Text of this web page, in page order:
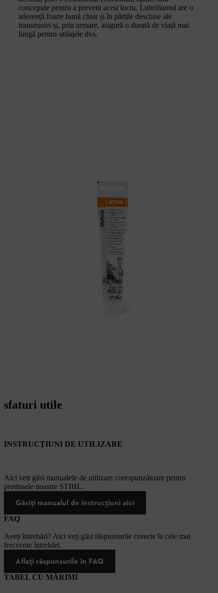
concepute pentru a preveni acest lucru. Lubrifiantul are o
aderență foarte bună chiar și în părțile deschise ale
transmisiei și, prin urmare, asigură o durată de viață mai
lungă pentru utilajele dvs.
sfaturi utile
INSTRUCȚIUNI DE UTILIZARE
Aici veți găsi manualele de utilizare corespunzătoare pentru
produsele noastre STIHL.
Găsiți manualul de instrucțiuni aici
FAQ
Aveți întrebări? Aici veți găsi răspunsurile corecte la cele mai
frecvente întrebări.
Aflați răspunsurile în FAQ
TABEL CU MĂRIMI